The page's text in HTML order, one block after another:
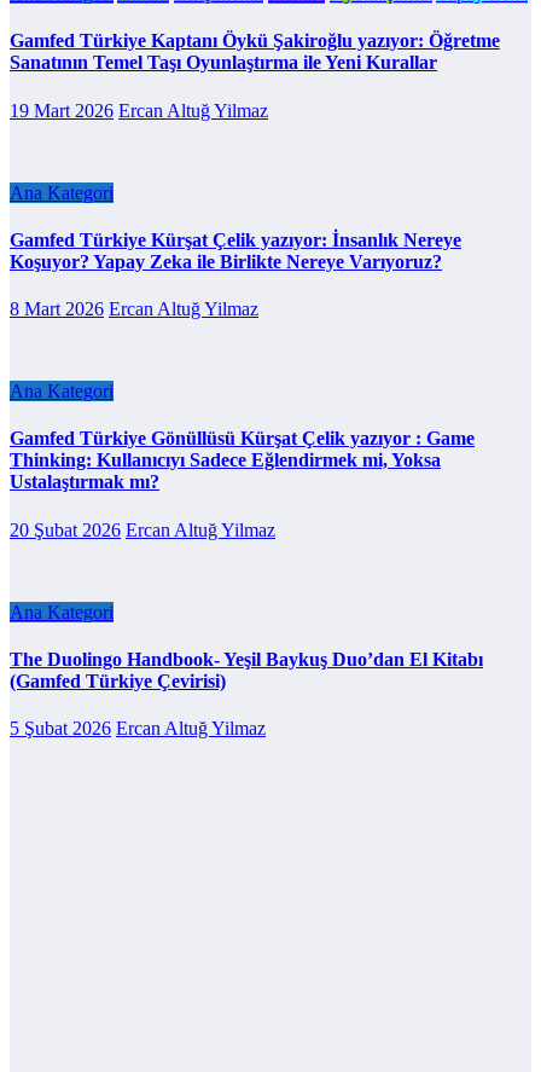
Gamfed Türkiye Kaptanı Öykü Şakiroğlu yazıyor: Öğretme
Sanatının Temel Taşı Oyunlaştırma ile Yeni Kurallar
19 Mart 2026 Ercan Altuğ Yilmaz
Ana Kategori
Gamfed Türkiye Kürşat Çelik yazıyor: İnsanlık Nereye
Koşuyor? Yapay Zeka ile Birlikte Nereye Varıyoruz?
8 Mart 2026 Ercan Altuğ Yilmaz
Ana Kategori
Gamfed Türkiye Gönüllüsü Kürşat Çelik yazıyor : Game
Thinking: Kullanıcıyı Sadece Eğlendirmek mi, Yoksa
Ustalaştırmak mı?
20 Şubat 2026 Ercan Altuğ Yilmaz
Ana Kategori
The Duolingo Handbook- Yeşil Baykuş Duo’dan El Kitabı
(Gamfed Türkiye Çevirisi)
5 Şubat 2026 Ercan Altuğ Yilmaz